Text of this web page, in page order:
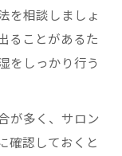
を相談しましょ
ることがあるた
をしっかり行う
が多く、サロン
確認しておくと